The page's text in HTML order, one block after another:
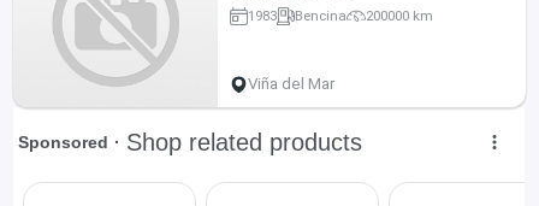
1983 Bencina 200000 km
Viña del Mar